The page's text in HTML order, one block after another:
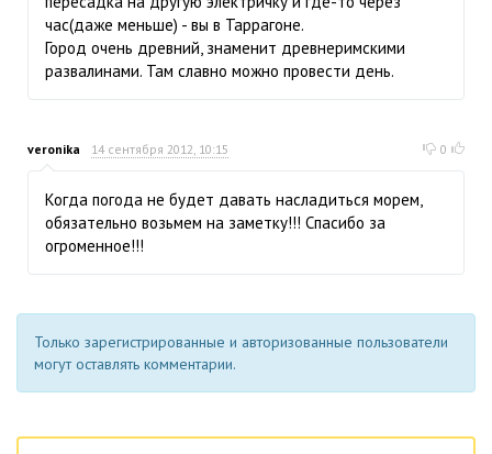
час(даже меньше) - вы в Таррагоне.
Город очень древний, знаменит древнеримскими
развалинами. Там славно можно провести день.
veronika 14 сентября 2012, 10:15 0
Когда погода не будет давать насладиться морем,
обязательно возьмем на заметку!!! Спасибо за
огроменное!!!
Только зарегистрированные и авторизованные пользователи
могут оставлять комментарии.